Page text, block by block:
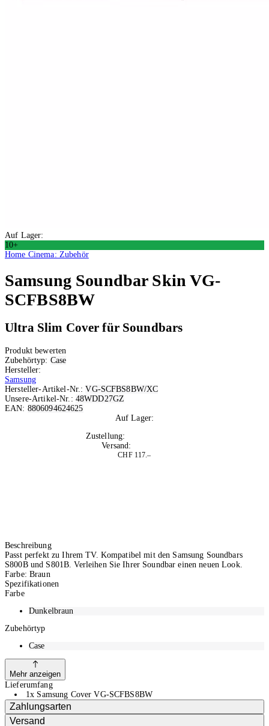
Auf Lager:
10+
Home Cinema: Zubehör
Samsung Soundbar Skin VG-
SCFBS8BW
Ultra Slim Cover für Soundbars
Produkt bewerten
Zubehörtyp: Case
Hersteller:
Samsung
Hersteller-Artikel-Nr.:VG-SCFBS8BW/XC
Unsere-Artikel-Nr.: 48WDD27GZ
EAN: 8806094624625
Auf Lager:
Zustellung:
Versand:
CHF 117.–
Beschreibung
Passt perfekt zu Ihrem TV. Kompatibel mit den Samsung Soundbars
S800B und S801B. Verleihen Sie Ihrer Soundbar einen neuen Look.
Farbe: Braun
Spezifikationen
Farbe
Dunkelbraun
Zubehörtyp
Case
Mehr anzeigen
Lieferumfang
1x Samsung Cover VG-SCFBS8BW
Zahlungsarten
Versand